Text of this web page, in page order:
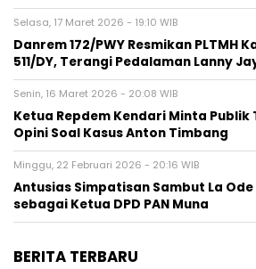
Selasa, 17 Maret 2026 - 19:10 WIB
Danrem 172/PWY Resmikan PLTMH
511/DY, Terangi Pedalaman Lanny
Senin, 16 Maret 2026 - 20:08 WIB
Ketua Repdem Kendari Minta
Opini Soal Kasus Anton Timbang
Minggu, 22 Februari 2026 - 20:16 WIB
Antusias Simpatisan Sambut La Ode
sebagai Ketua DPD PAN Muna
BERITA TERBARU